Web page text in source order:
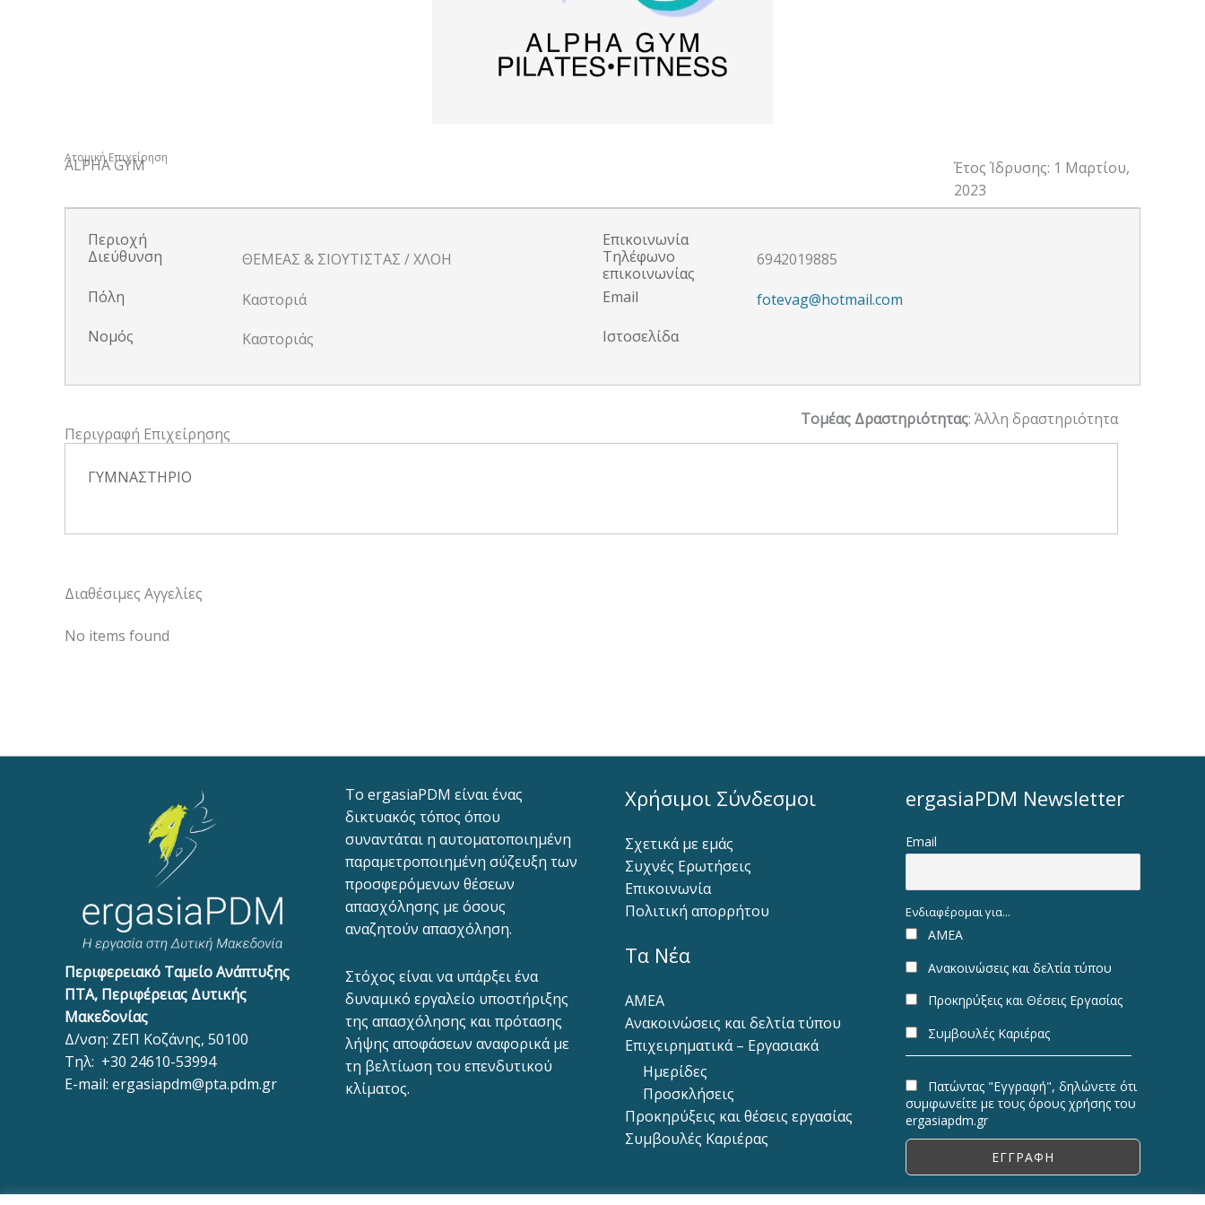
ALPHA GYM
Ατομική Επιχείρηση
Έτος Ίδρυσης: 1 Μαρτίου,
2023
Περιοχή
Επικοινωνία
Διεύθυνση
ΘΕΜΕΑΣ & ΣΙΟΥΤΙΣΤΑΣ / ΧΛΟΗ
Τηλέφωνο
επικοινωνίας
6942019885
Πόλη
Καστοριά Email
fotevag@hotmail.com
Νομός
Καστοριάς Ιστοσελίδα
Περιγραφή Επιχείρησης
Τομέας Δραστηριότητας: Άλλη δραστηριότητα
ΓΥΜΝΑΣΤΗΡΙΟ
Διαθέσιμες Αγγελίες
No items found
Περιφερειακό Ταμείο Ανάπτυξης
ΠΤΑ, Περιφέρειας Δυτικής
Μακεδονίας
Δ/νση: ΖΕΠ Κοζάνης, 50100
Τηλ: +30 24610-53994
E-mail: ergasiapdm@pta.pdm.gr
To ergasiaPDM είναι ένας
δικτυακός τόπος όπου
συναντάται η αυτοματοποιημένη
παραμετροποιημένη σύζευξη των
προσφερόμενων θέσεων
απασχόλησης με όσους
αναζητούν απασχόληση.
Στόχος είναι να υπάρξει ένα
δυναμικό εργαλείο υποστήριξης
της απασχόλησης και πρότασης
λήψης αποφάσεων αναφορικά με
τη βελτίωση του επενδυτικού
κλίματος.
Χρήσιμοι Σύνδεσμοι
Σχετικά με εμάς
Συχνές Ερωτήσεις
Επικοινωνία
Πολιτική απορρήτου
Τα Νέα
ΑΜΕΑ
Ανακοινώσεις και δελτία τύπου
Επιχειρηματικά – Εργασιακά
Ημερίδες
Προσκλήσεις
Προκηρύξεις και θέσεις εργασίας
Συμβουλές Καριέρας
ergasiaPDM Newsletter
Email
Ενδιαφέρομαι για...
ΑΜΕΑ
Ανακοινώσεις και δελτία τύπου
Προκηρύξεις και Θέσεις Εργασίας
Συμβουλές Καριέρας
Πατώντας "Εγγραφή", δηλώνετε ότι
συμφωνείτε με τους όρους χρήσης του
ergasiapdm.gr